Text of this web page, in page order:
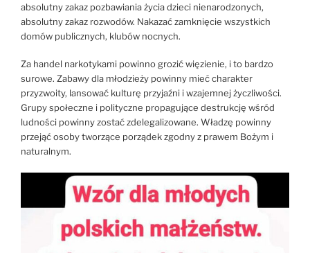
absolutny zakaz pozbawiania życia dzieci nienarodzonych,
absolutny zakaz rozwodów. Nakazać zamknięcie wszystkich
domów publicznych, klubów nocnych.
Za handel narkotykami powinno grozić więzienie, i to bardzo
surowe. Zabawy dla młodzieży powinny mieć charakter
przyzwoity, lansować kulturę przyjaźni i wzajemnej życzliwości.
Grupy społeczne i polityczne propagujące destrukcję wśród
ludności powinny zostać zdelegalizowane. Władzę powinny
przejąć osoby tworzące porządek zgodny z prawem Bożym i
naturalnym.